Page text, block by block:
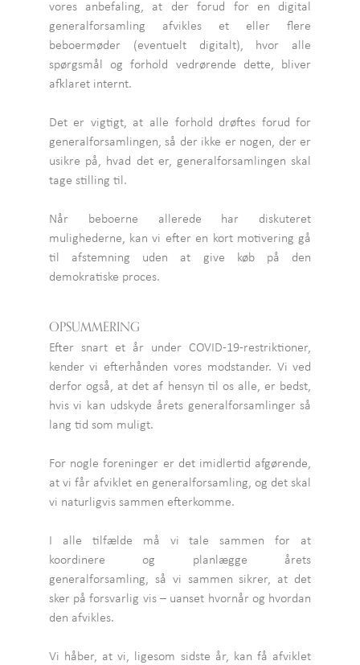
vores anbefaling, at der forud for en digital
generalforsamling afvikles et eller flere
beboermøder (eventuelt digitalt), hvor alle
spørgsmål og forhold vedrørende dette, bliver
afklaret internt.
Det er vigtigt, at alle forhold drøftes forud for
generalforsamlingen, så der ikke er nogen, der er
usikre på, hvad det er, generalforsamlingen skal
tage stilling til.
Når beboerne allerede har diskuteret
mulighederne, kan vi efter en kort motivering gå
til afstemning uden at give køb på den
demokratiske proces.
OPSUMMERING
Efter snart et år under COVID-19-restriktioner,
kender vi efterhånden vores modstander. Vi ved
derfor også, at det af hensyn til os alle, er bedst,
hvis vi kan udskyde årets generalforsamlinger så
lang tid som muligt.
For nogle foreninger er det imidlertid afgørende,
at vi får afviklet en generalforsamling, og det skal
vi naturligvis sammen efterkomme.
I alle tilfælde må vi tale sammen for at
koordinere og planlægge årets
generalforsamling, så vi sammen sikrer, at det
sker på forsvarlig vis – uanset hvornår og hvordan
den afvikles.
Vi håber, at vi, ligesom sidste år, kan få afviklet